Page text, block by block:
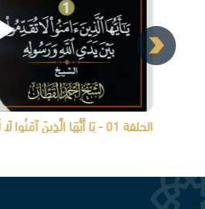
الحلقة 01 - يَا أَيُّهَا الَّذِينَ آمَنُوا لَا تُقَدِّمُوا بَيْنَ يَدَيِ اللَّهِ وَرَسُولِهِ